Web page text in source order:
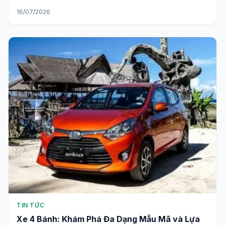
16/07/2026
TIN TỨC
Xe 4 Bánh: Khám Phá Đa Dạng Mẫu Mã và Lựa